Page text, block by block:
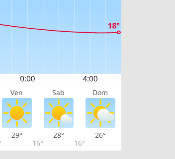
Ven Sab Dom
29°
16°
28°
16°
26°